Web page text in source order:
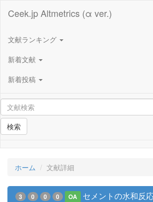
Ceek.jp Altmetrics (α ver.)
文献ランキング
新着文献
新着投稿
検索
ホーム 文献詳細
3 0 0 0 OA セメントの水和反